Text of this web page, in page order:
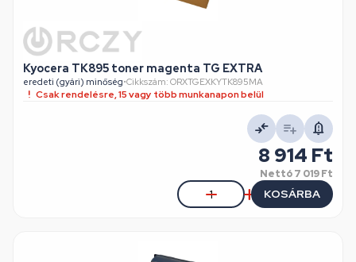
Kyocera TK895 toner magenta TG EXTRA
eredeti (gyári) minőség•Cikkszám: ORXTGEXKYTK895MA
Csak rendelésre, 15 vagy több munkanapon belül
8 914 Ft
Nettó7 019 Ft
KOSÁRBA